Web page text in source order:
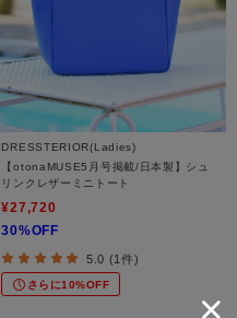
DRESSTERIOR(Ladies)
【otonaMUSE5月号掲載/日本製】シュ
リンクレザーミニトート
¥27,720
30%OFF
5.0 (1件)
さらに10%OFF